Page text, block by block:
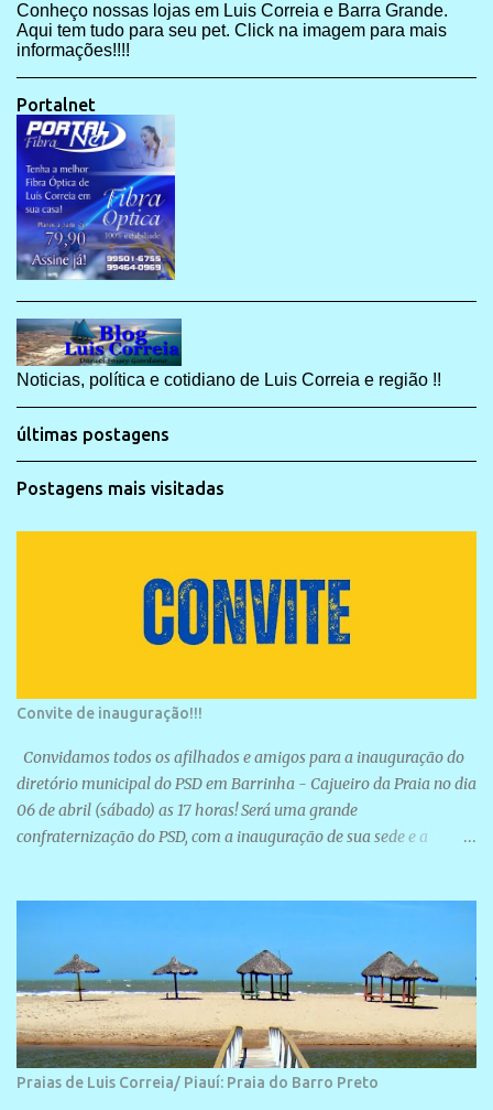
Conheço nossas lojas em Luis Correia e Barra Grande.
Aqui tem tudo para seu pet. Click na imagem para mais
informações!!!!
Portalnet
Noticias, política e cotidiano de Luis Correia e região !!
últimas postagens
Postagens mais visitadas
Convite de inauguração!!!
Convidamos todos os afilhados e amigos para a inauguração do
diretório municipal do PSD em Barrinha - Cajueiro da Praia no dia
06 de abril (sábado) as 17 horas! Será uma grande
confraternização do PSD, com a inauguração de sua sede e a
Praias de Luis Correia/ Piauí: Praia do Barro Preto